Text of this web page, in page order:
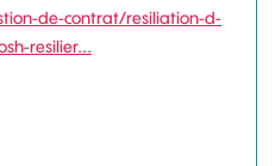
de-contrat/resiliation-d-
resilier...